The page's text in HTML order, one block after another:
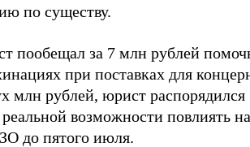
по существу.
пообещал за 7 млн рублей
при поставках для
млн рублей, юрист распорядился
возможности повлиять на
до пятого июля.